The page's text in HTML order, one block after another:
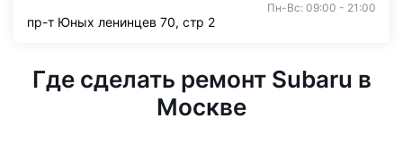
Пн-Вс: 09:00 - 21:00
пр-т Юных ленинцев 70, стр 2
Где сделать ремонт Subaru в
Москве